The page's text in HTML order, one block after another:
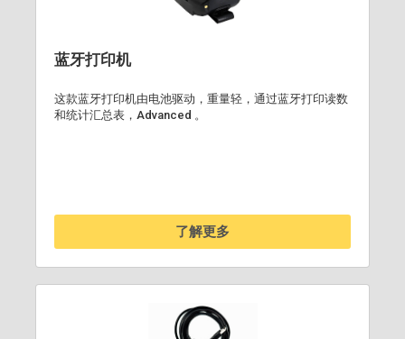
蓝牙打印机
这款蓝牙打印机由电池驱动，重量轻，通过蓝牙打印读数
和统计汇总表，Advanced 。
了解更多